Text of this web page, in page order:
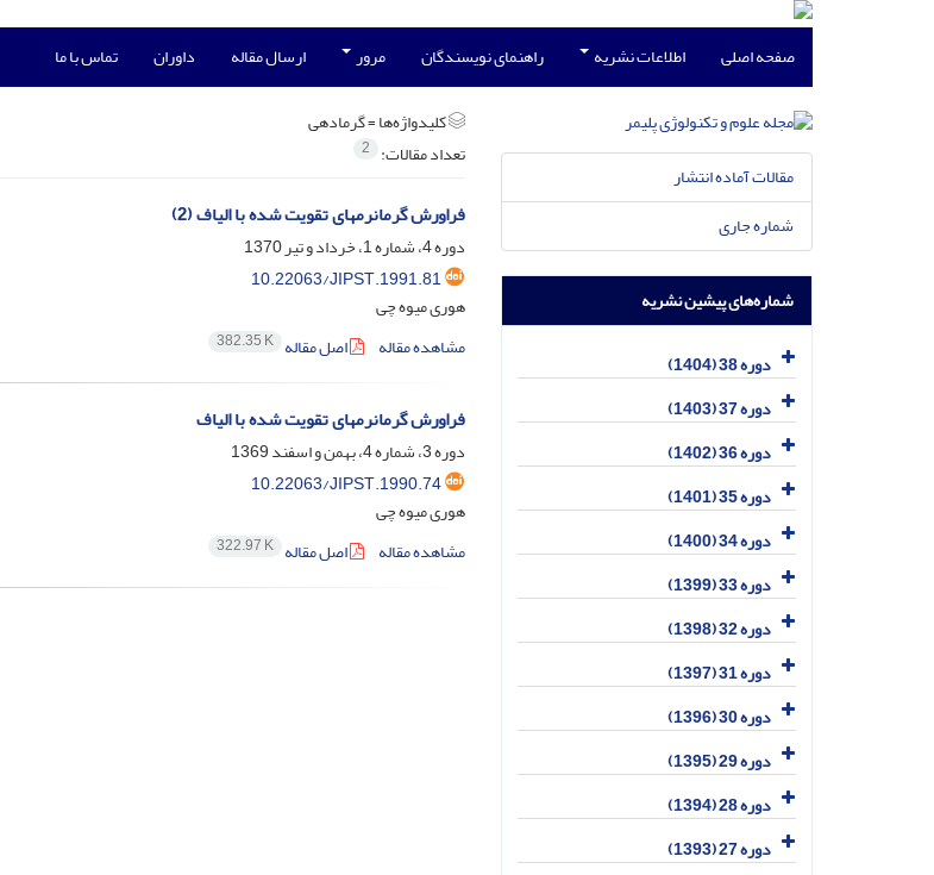
صفحه اصلی اطلاعات نشریه راهنمای نویسندگان مرور ارسال مقاله داوران تماس با ما
کلیدواژه‌ها =گرمادهی
تعداد مقالات: 2
فراورش گرمانرمهای تقویت شده با الیاف (2)
دوره 4، شماره 1، خرداد و تیر 1370
10.22063/JIPST.1991.81
هوری میوه چی
مشاهده مقاله
اصل مقاله 382.35 K
فراورش گرمانرمهای تقویت شده با الیاف
دوره 3، شماره 4، بهمن و اسفند 1369
10.22063/JIPST.1990.74
هوری میوه چی
مشاهده مقاله
اصل مقاله 322.97 K
مقالات آماده انتشار
شماره جاری
شماره‌های پیشین نشریه
دوره 38 (1404)
دوره 37 (1403)
دوره 36 (1402)
دوره 35 (1401)
دوره 34 (1400)
دوره 33 (1399)
دوره 32 (1398)
دوره 31 (1397)
دوره 30 (1396)
دوره 29 (1395)
دوره 28 (1394)
دوره 27 (1393)